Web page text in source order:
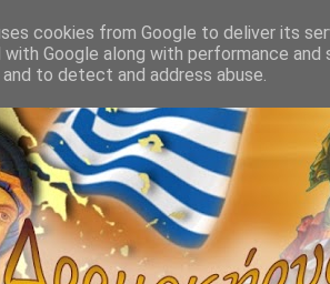
cookies from Google to deliver its
with Google along with performance
to detect and address abuse.